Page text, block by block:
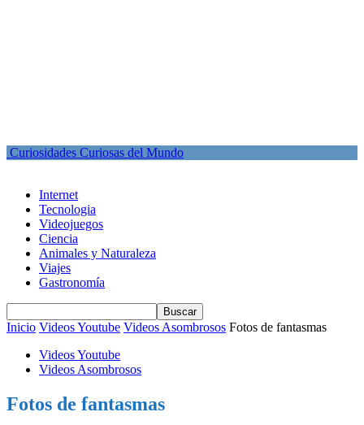
Curiosidades Curiosas del Mundo
Internet
Tecnologia
Videojuegos
Ciencia
Animales y Naturaleza
Viajes
Gastronomía
Inicio Videos Youtube Videos Asombrosos Fotos de fantasmas
Videos Youtube
Videos Asombrosos
Fotos de fantasmas